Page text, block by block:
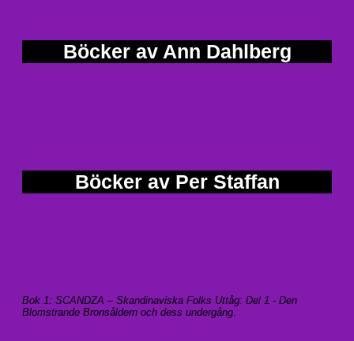
Böcker av Ann Dahlberg
Böcker av Per Staffan
Bok 1: SCANDZA – Skandinaviska Folks Uttåg: Del 1 - Den
Blomstrande Bronsåldern och dess undergång.